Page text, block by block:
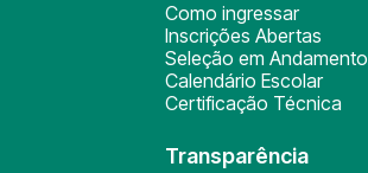
Como ingressar
Inscrições Abertas
Seleção em Andamento
Calendário Escolar
Certificação Técnica
Transparência